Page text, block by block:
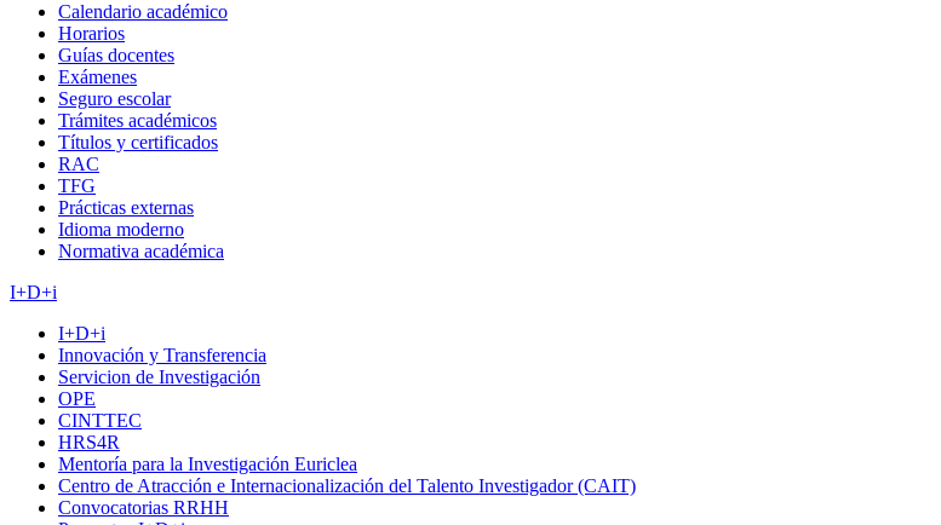
Calendario académico
Horarios
Guías docentes
Exámenes
Seguro escolar
Trámites académicos
Títulos y certificados
RAC
TFG
Prácticas externas
Idioma moderno
Normativa académica
I+D+i
I+D+i
Innovación y Transferencia
Servicion de Investigación
OPE
CINTTEC
HRS4R
Mentoría para la Investigación Euriclea
Centro de Atracción e Internacionalización del Talento Investigador (CAIT)
Convocatorias RRHH